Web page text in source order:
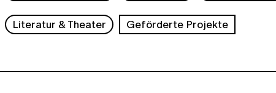
Literatur & Theater Geförderte Projekte